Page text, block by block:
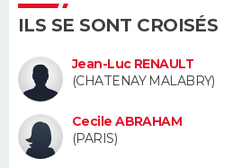
BONS PLANS
CARTE DE VOEUX
Carte de Noël
Carte Bonne année
Carte Saint-Valentin
Carte Pâques
Carte d'anniversaire
DICTIONNAIRE
Dictionnaire
Biographies
Citations
Expressions
Proverbes
PROGRAMME TV
ILS SE SONT CROISÉS
Jean-Luc RENAULT
(CHATENAY MALABRY)
Cecile ABRAHAM
(PARIS)